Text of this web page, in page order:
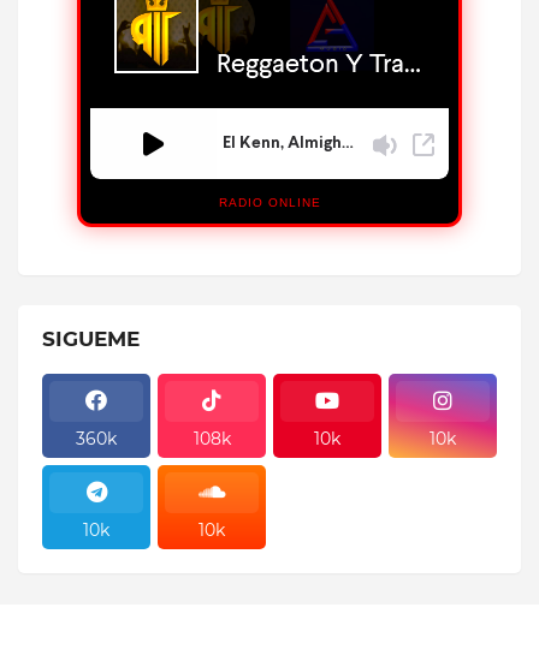
RADIO ONLINE
SIGUEME
360k 108k 10k 10k
10k 10k